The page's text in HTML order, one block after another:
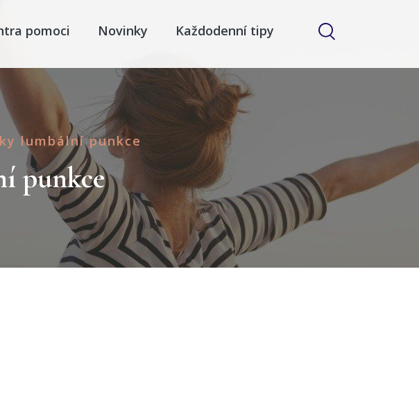
pomoci Novinky Každodenní tipy
lumbální punkce
punkce